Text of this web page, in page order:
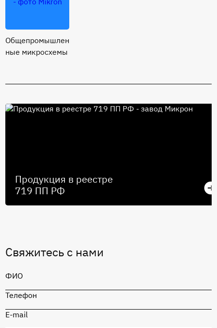
Общепромышлен
ные микросхемы
Продукция в реестре
719 ПП РФ
Свяжитесь с нами
ФИО
Телефон
E-mail